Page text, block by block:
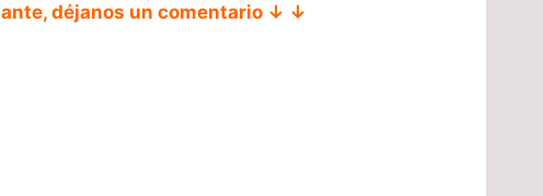
déjanos un comentario ↓ ↓